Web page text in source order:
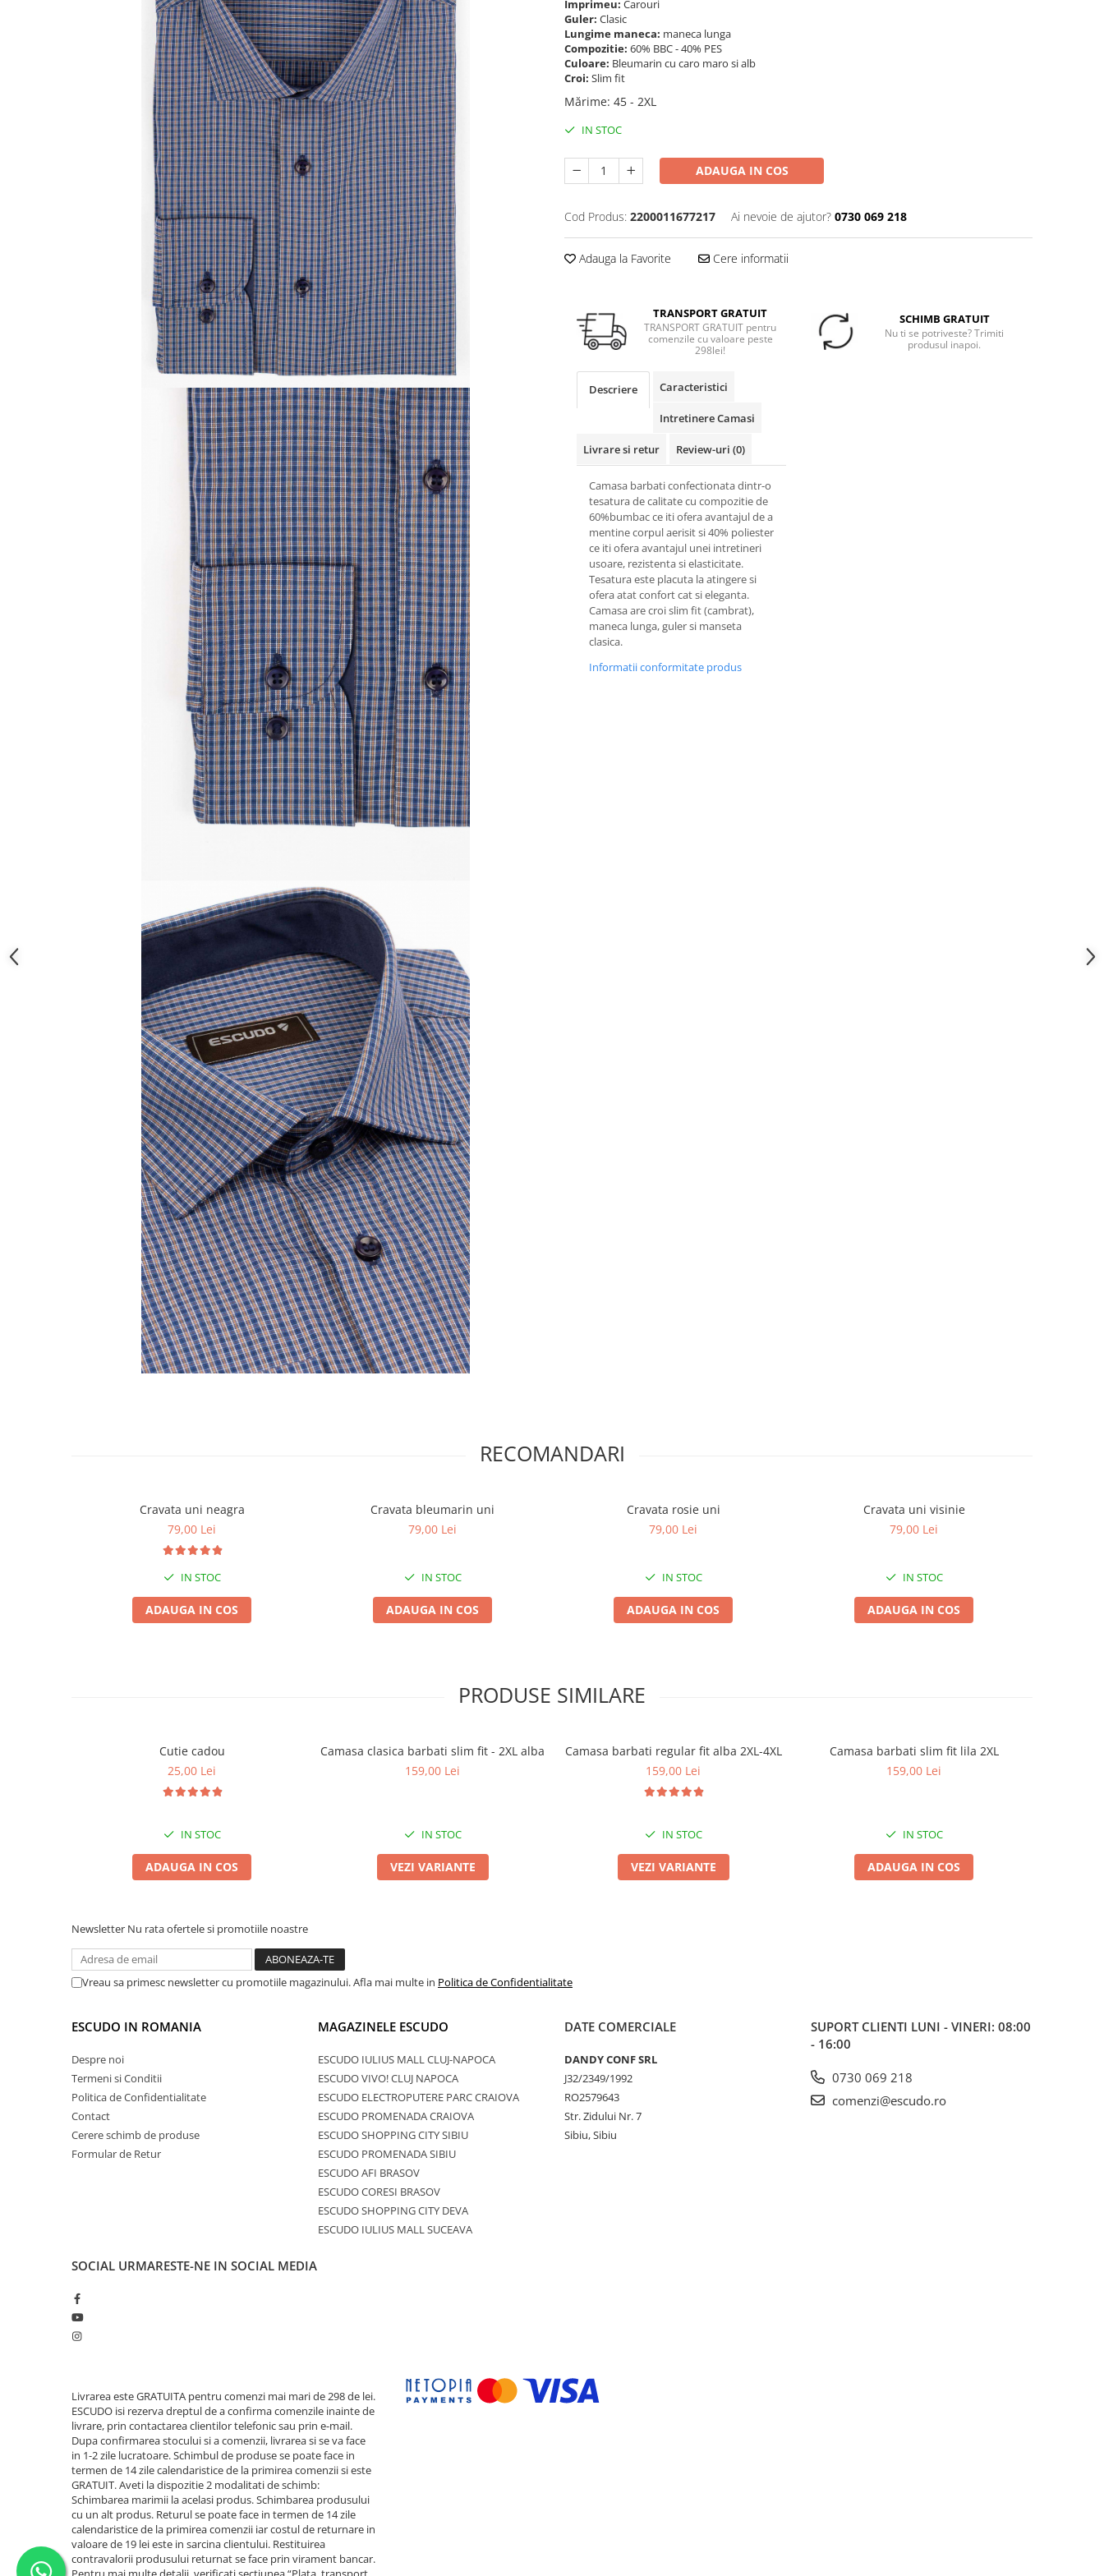
Imprimeu: Carouri
Guler: Clasic
Lungime maneca: maneca lunga
Compozitie: 60% BBC - 40% PES
Culoare: Bleumarin cu caro maro si alb
Croi: Slim fit
Mărime: 45 - 2XL
IN STOC
ADAUGA IN COS
Cod Produs: 2200011677217 Ai nevoie de ajutor? 0730 069 218
Adauga la Favorite Cere informatii
TRANSPORT GRATUIT
TRANSPORT GRATUIT pentru
comenzile cu valoare peste
298lei!
SCHIMB GRATUIT
Nu ti se potriveste? Trimiti
produsul inapoi.
Descriere Caracteristici
Intretinere Camasi
Livrare si retur Review-uri (0)
Camasa barbati confectionata dintr-o
tesatura de calitate cu compozitie de
60%bumbac ce iti ofera avantajul de a
mentine corpul aerisit si 40% poliester
ce iti ofera avantajul unei intretineri
usoare, rezistenta si elasticitate.
Tesatura este placuta la atingere si
ofera atat confort cat si eleganta.
Camasa are croi slim fit (cambrat),
maneca lunga, guler si manseta
clasica.
Informatii conformitate produs
RECOMANDARI
Cravata uni neagra
79,00 Lei
IN STOC
ADAUGA IN COS
Cravata bleumarin uni
79,00 Lei
IN STOC
ADAUGA IN COS
Cravata rosie uni
79,00 Lei
IN STOC
ADAUGA IN COS
Cravata uni visinie
79,00 Lei
IN STOC
ADAUGA IN COS
PRODUSE SIMILARE
Cutie cadou
25,00 Lei
IN STOC
ADAUGA IN COS
Camasa clasica barbati slim fit - 2XL alba
159,00 Lei
IN STOC
VEZI VARIANTE
Camasa barbati regular fit alba 2XL-4XL
159,00 Lei
IN STOC
VEZI VARIANTE
Camasa barbati slim fit lila 2XL
159,00 Lei
IN STOC
ADAUGA IN COS
Newsletter Nu rata ofertele si promotiile noastre
Vreau sa primesc newsletter cu promotiile magazinului. Afla mai multe in Politica de Confidentialitate
ESCUDO IN ROMANIA
Despre noi
Termeni si Conditii
Politica de Confidentialitate
Contact
Cerere schimb de produse
Formular de Retur
MAGAZINELE ESCUDO
ESCUDO IULIUS MALL CLUJ-NAPOCA
ESCUDO VIVO! CLUJ NAPOCA
ESCUDO ELECTROPUTERE PARC CRAIOVA
ESCUDO PROMENADA CRAIOVA
ESCUDO SHOPPING CITY SIBIU
ESCUDO PROMENADA SIBIU
ESCUDO AFI BRASOV
ESCUDO CORESI BRASOV
ESCUDO SHOPPING CITY DEVA
ESCUDO IULIUS MALL SUCEAVA
DATE COMERCIALE
DANDY CONF SRL
J32/2349/1992
RO2579643
Str. Zidului Nr. 7
Sibiu, Sibiu
SUPORT CLIENTI LUNI - VINERI: 08:00
- 16:00
0730 069 218
comenzi@escudo.ro
SOCIAL URMARESTE-NE IN SOCIAL MEDIA
Livrarea este GRATUITA pentru comenzi mai mari de 298 de lei.
ESCUDO isi rezerva dreptul de a confirma comenzile inainte de
livrare, prin contactarea clientilor telefonic sau prin e-mail.
Dupa confirmarea stocului si a comenzii, livrarea si se va face
in 1-2 zile lucratoare. Schimbul de produse se poate face in
termen de 14 zile calendaristice de la primirea comenzii si este
GRATUIT. Aveti la dispozitie 2 modalitati de schimb:
Schimbarea marimii la acelasi produs. Schimbarea produsului
cu un alt produs. Returul se poate face in termen de 14 zile
calendaristice de la primirea comenzii iar costul de returnare in
valoare de 19 lei este in sarcina clientului. Restituirea
contravalorii produsului returnat se face prin virament bancar.